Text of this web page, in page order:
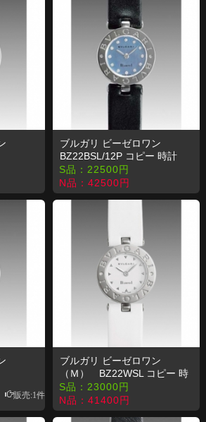
ブルガリ ビーゼロワン
BZ22BSL/12P コピー 時計
S品： 22500円
N品： 42500円
販売:1件
ブルガリ ビーゼロワン
（Ｍ） BZ22WSL コピー 時
計
S品： 23000円
N品： 41400円